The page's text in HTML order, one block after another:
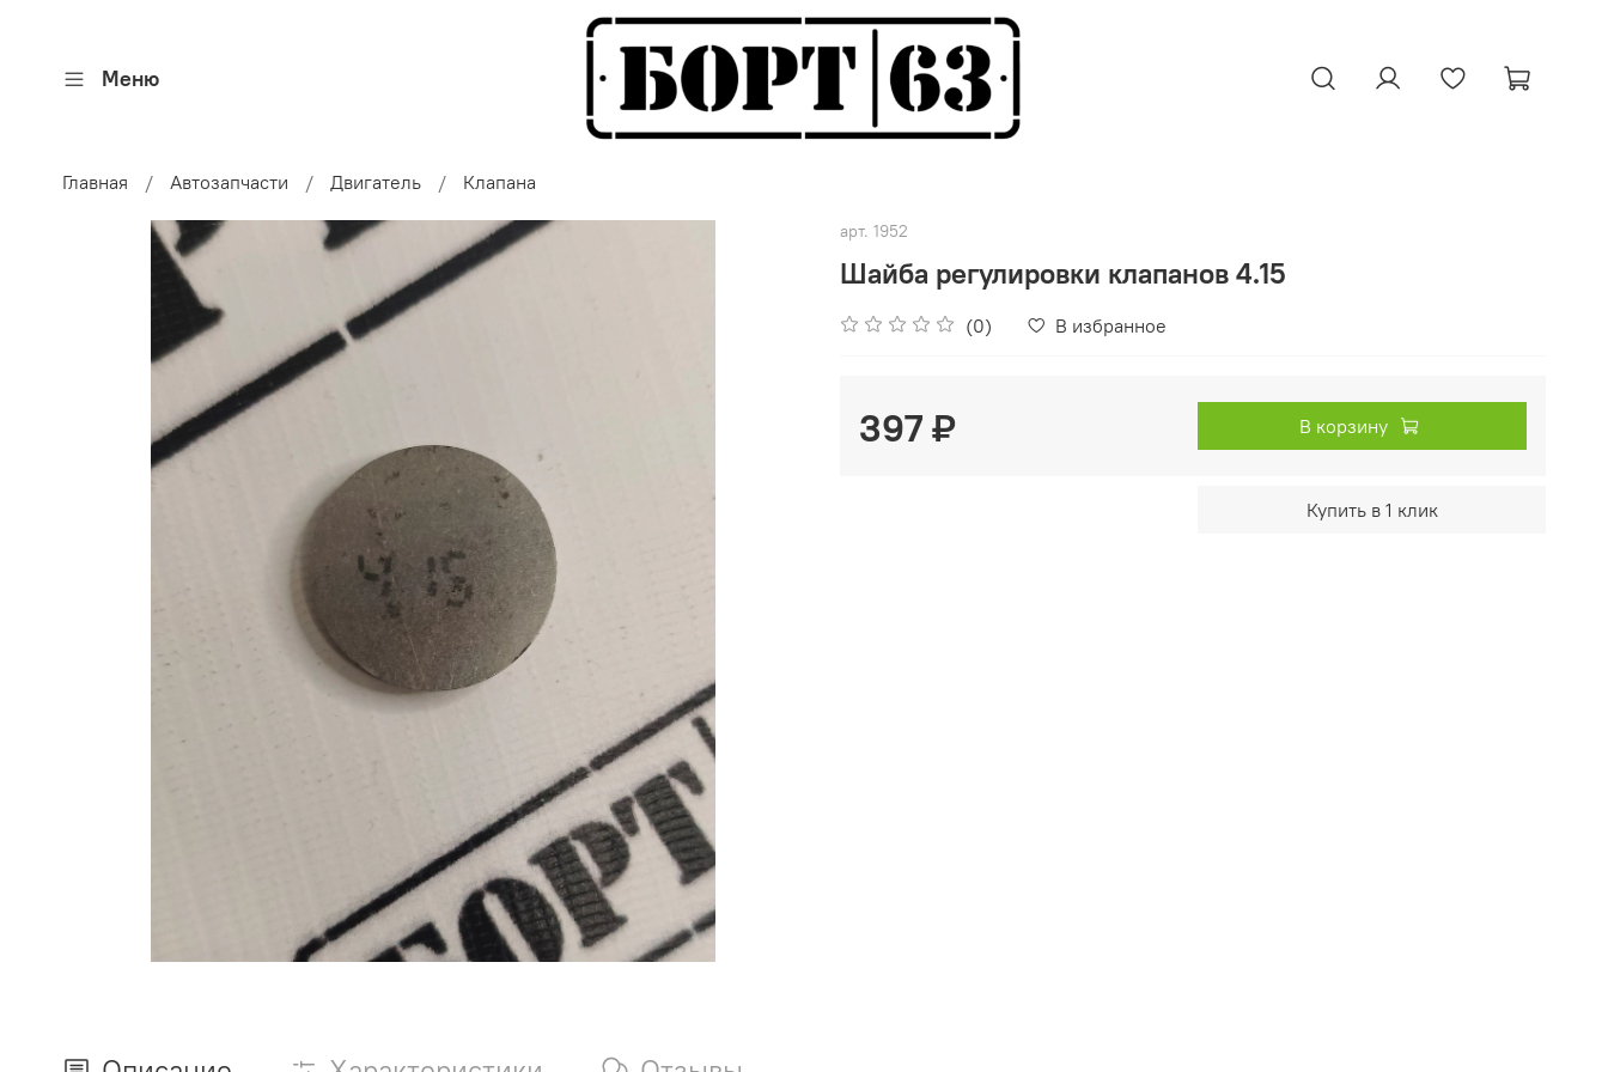
Меню
Главная Автозапчасти Двигатель Клапана
арт. 1952
Шайба регулировки клапанов 4.15
(0) В избранное
397 ₽ В корзину
Купить в 1 клик